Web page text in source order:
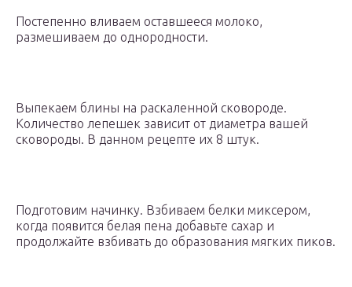
Постепенно вливаем оставшееся молоко,
размешиваем до однородности.
Выпекаем блины на раскаленной сковороде.
Количество лепешек зависит от диаметра вашей
сковороды. В данном рецепте их 8 штук.
Подготовим начинку. Взбиваем белки миксером,
когда появится белая пена добавьте сахар и
продолжайте взбивать до образования мягких пиков.